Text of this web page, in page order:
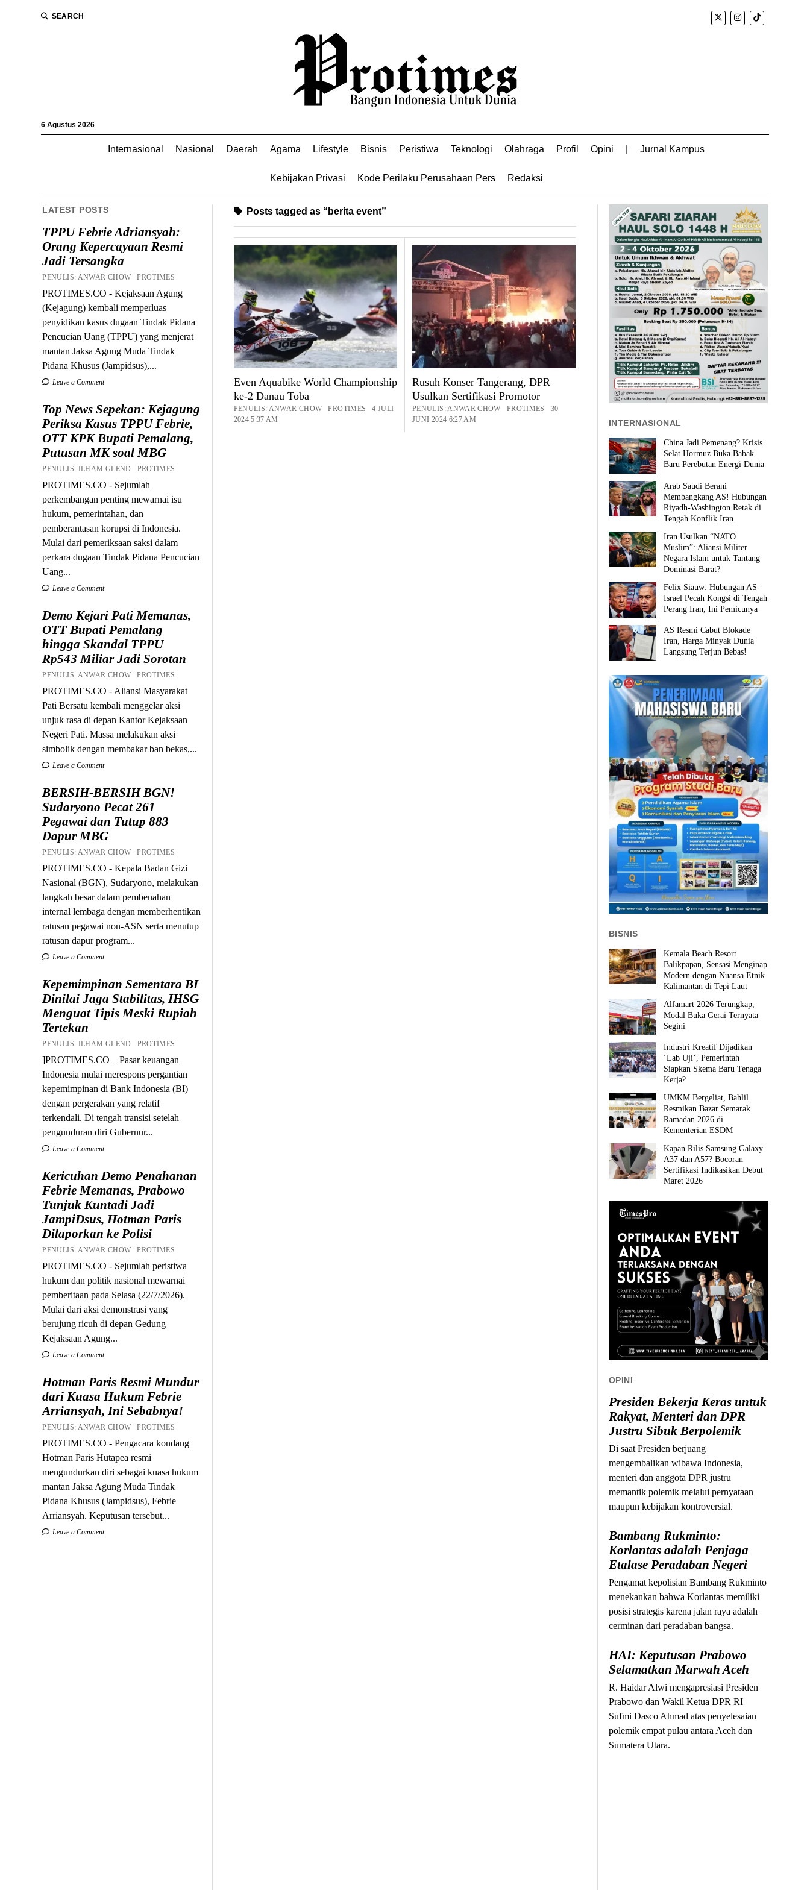
SEARCH
6 Agustus 2026
Internasional Nasional Daerah Agama Lifestyle Bisnis Peristiwa Teknologi Olahraga Profil Opini Jurnal Kampus
Kebijakan Privasi Kode Perilaku Perusahaan Pers Redaksi
LATEST POSTS
TPPU Febrie Adriansyah:
Orang Kepercayaan Resmi
Jadi Tersangka
PENULIS: ANWAR CHOW PROTIMES
PROTIMES.CO - Kejaksaan Agung
(Kejagung) kembali memperluas
penyidikan kasus dugaan Tindak Pidana
Pencucian Uang (TPPU) yang menjerat
mantan Jaksa Agung Muda Tindak
Pidana Khusus (Jampidsus),...
Leave a Comment
Top News Sepekan: Kejagung
Periksa Kasus TPPU Febrie,
OTT KPK Bupati Pemalang,
Putusan MK soal MBG
PENULIS: ILHAM GLEND PROTIMES
PROTIMES.CO - Sejumlah
perkembangan penting mewarnai isu
hukum, pemerintahan, dan
pemberantasan korupsi di Indonesia.
Mulai dari pemeriksaan saksi dalam
perkara dugaan Tindak Pidana Pencucian
Uang...
Leave a Comment
Demo Kejari Pati Memanas,
OTT Bupati Pemalang
hingga Skandal TPPU
Rp543 Miliar Jadi Sorotan
PENULIS: ANWAR CHOW PROTIMES
PROTIMES.CO - Aliansi Masyarakat
Pati Bersatu kembali menggelar aksi
unjuk rasa di depan Kantor Kejaksaan
Negeri Pati. Massa melakukan aksi
simbolik dengan membakar ban bekas,...
Leave a Comment
BERSIH-BERSIH BGN!
Sudaryono Pecat 261
Pegawai dan Tutup 883
Dapur MBG
PENULIS: ANWAR CHOW PROTIMES
PROTIMES.CO - Kepala Badan Gizi
Nasional (BGN), Sudaryono, melakukan
langkah besar dalam pembenahan
internal lembaga dengan memberhentikan
ratusan pegawai non-ASN serta menutup
ratusan dapur program...
Leave a Comment
Kepemimpinan Sementara BI
Dinilai Jaga Stabilitas, IHSG
Menguat Tipis Meski Rupiah
Tertekan
PENULIS: ILHAM GLEND PROTIMES
]PROTIMES.CO – Pasar keuangan
Indonesia mulai merespons pergantian
kepemimpinan di Bank Indonesia (BI)
dengan pergerakan yang relatif
terkendali. Di tengah transisi setelah
pengunduran diri Gubernur...
Leave a Comment
Kericuhan Demo Penahanan
Febrie Memanas, Prabowo
Tunjuk Kuntadi Jadi
JampiDsus, Hotman Paris
Dilaporkan ke Polisi
PENULIS: ANWAR CHOW PROTIMES
PROTIMES.CO - Sejumlah peristiwa
hukum dan politik nasional mewarnai
pemberitaan pada Selasa (22/7/2026).
Mulai dari aksi demonstrasi yang
berujung ricuh di depan Gedung
Kejaksaan Agung...
Leave a Comment
Hotman Paris Resmi Mundur
dari Kuasa Hukum Febrie
Arriansyah, Ini Sebabnya!
PENULIS: ANWAR CHOW PROTIMES
PROTIMES.CO - Pengacara kondang
Hotman Paris Hutapea resmi
mengundurkan diri sebagai kuasa hukum
mantan Jaksa Agung Muda Tindak
Pidana Khusus (Jampidsus), Febrie
Arriansyah. Keputusan tersebut...
Leave a Comment
Posts tagged as “berita event”
Even Aquabike World Championship
ke-2 Danau Toba
PENULIS: ANWAR CHOW PROTIMES 4 JULI
2024 5:37 AM
Rusuh Konser Tangerang, DPR
Usulkan Sertifikasi Promotor
PENULIS: ANWAR CHOW PROTIMES 30
JUNI 2024 6:27 AM
INTERNASIONAL
China Jadi Pemenang? Krisis
Selat Hormuz Buka Babak
Baru Perebutan Energi Dunia
Arab Saudi Berani
Membangkang AS! Hubungan
Riyadh-Washington Retak di
Tengah Konflik Iran
Iran Usulkan “NATO
Muslim”: Aliansi Militer
Negara Islam untuk Tantang
Dominasi Barat?
Felix Siauw: Hubungan AS-
Israel Pecah Kongsi di Tengah
Perang Iran, Ini Pemicunya
AS Resmi Cabut Blokade
Iran, Harga Minyak Dunia
Langsung Terjun Bebas!
BISNIS
Kemala Beach Resort
Balikpapan, Sensasi Menginap
Modern dengan Nuansa Etnik
Kalimantan di Tepi Laut
Alfamart 2026 Terungkap,
Modal Buka Gerai Ternyata
Segini
Industri Kreatif Dijadikan
‘Lab Uji’, Pemerintah
Siapkan Skema Baru Tenaga
Kerja?
UMKM Bergeliat, Bahlil
Resmikan Bazar Semarak
Ramadan 2026 di
Kementerian ESDM
Kapan Rilis Samsung Galaxy
A37 dan A57? Bocoran
Sertifikasi Indikasikan Debut
Maret 2026
OPINI
Presiden Bekerja Keras untuk
Rakyat, Menteri dan DPR
Justru Sibuk Berpolemik
Di saat Presiden berjuang
mengembalikan wibawa Indonesia,
menteri dan anggota DPR justru
memantik polemik melalui pernyataan
maupun kebijakan kontroversial.
Bambang Rukminto:
Korlantas adalah Penjaga
Etalase Peradaban Negeri
Pengamat kepolisian Bambang Rukminto
menekankan bahwa Korlantas memiliki
posisi strategis karena jalan raya adalah
cerminan dari peradaban bangsa.
HAI: Keputusan Prabowo
Selamatkan Marwah Aceh
R. Haidar Alwi mengapresiasi Presiden
Prabowo dan Wakil Ketua DPR RI
Sufmi Dasco Ahmad atas penyelesaian
polemik empat pulau antara Aceh dan
Sumatera Utara.